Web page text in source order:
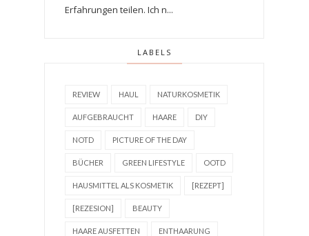
Erfahrungen teilen. Ich n...
LABELS
REVIEW HAUL NATURKOSMETIK
AUFGEBRAUCHT HAARE DIY
NOTD PICTURE OF THE DAY
BÜCHER GREEN LIFESTYLE OOTD
HAUSMITTEL ALS KOSMETIK [REZEPT]
[REZESION] BEAUTY
HAARE AUSFETTEN ENTHAARUNG